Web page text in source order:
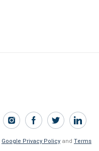
Google Privacy Policy and Terms